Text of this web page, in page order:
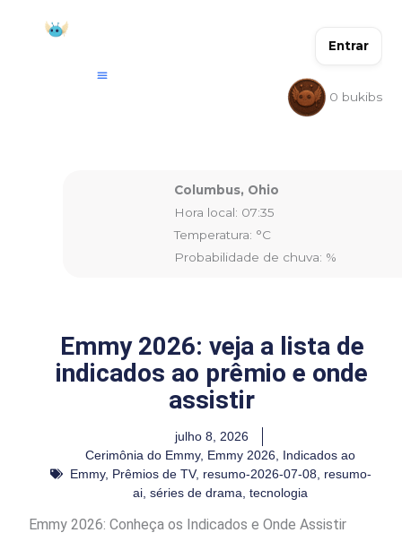
Entrar
0 bukibs
Columbus, Ohio
Hora local: 07:35
Temperatura: °C
Probabilidade de chuva: %
Emmy 2026: veja a lista de
indicados ao prêmio e onde
assistir
julho 8, 2026
Cerimônia do Emmy, Emmy 2026 Indicados ao
Emmy, Prêmios de TV, resumo-2026-07-08
resumo-
ai séries de drama tecnologia
Emmy 2026: Conheça os Indicados e Onde Assistir